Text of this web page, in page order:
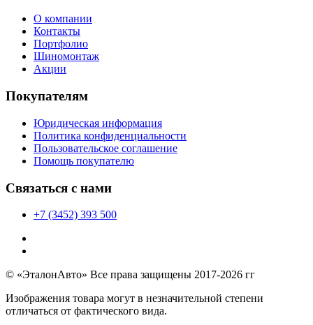
О компании
Контакты
Портфолио
Шиномонтаж
Акции
Покупателям
Юридическая информация
Политика конфиденциальности
Пользовательское соглашение
Помощь покупателю
Связаться с нами
+7 (3452) 393 500
© «ЭталонАвто» Все права защищены 2017-2026 гг
Изображения товара могут в незначительной степени
отличаться от фактического вида.